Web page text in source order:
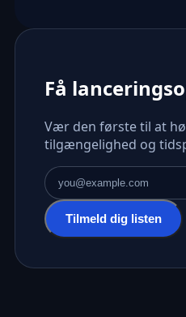
Få
Vær den første til at
tilgængelighed og
E-mailadresse
Tilmeld dig listen